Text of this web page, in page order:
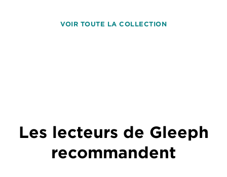
VOIR TOUTE LA COLLECTION
Les lecteurs de Gleeph
recommandent